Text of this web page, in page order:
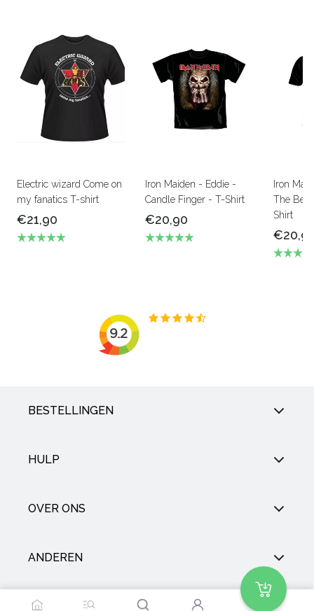
Electric wizard Come on
my fanatics T-shirt
€21,90
Iron Maiden - Eddie -
Candle Finger - T-Shirt
€20,90
Iron
The
Shirt
BESTELLINGEN
HULP
OVER ONS
ANDEREN
SOCIAL